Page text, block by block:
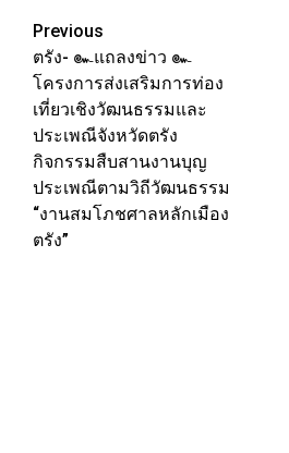
Post
navigation
Previous
ตรัง- ๛แถลงข่าว ๛
โครงการส่งเสริมการท่อง
เที่ยวเชิงวัฒนธรรมและ
ประเพณีจังหวัดตรัง
กิจกรรมสืบสานงานบุญ
ประเพณีตามวิถีวัฒนธรรม
“งานสมโภชศาลหลักเมือง
ตรัง”